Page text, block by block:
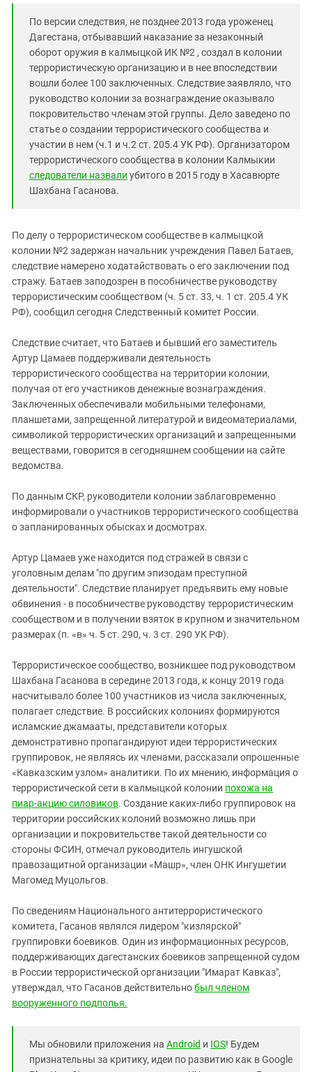
По версии следствия, не позднее 2013 года уроженец
Дагестана, отбывавший наказание за незаконный
оборот оружия в калмыцкой ИК №2 , создал в колонии
террористическую организацию и в нее впоследствии
вошли более 100 заключенных. Следствие заявляло, что
руководство колонии за вознаграждение оказывало
покровительство членам этой группы. Дело заведено по
статье о создании террористического сообщества и
участии в нем (ч.1 и ч.2 ст. 205.4 УК РФ). Организатором
террористического сообщества в колонии Калмыкии
следователи назвали убитого в 2015 году в Хасавюрте
Шахбана Гасанова.
По делу о террористическом сообществе в калмыцкой
колонии №2 задержан начальник учреждения Павел Батаев,
следствие намерено ходатайствовать о его заключении под
стражу. Батаев заподозрен в пособничестве руководству
террористическим сообществом (ч. 5 ст. 33, ч. 1 ст. 205.4 УК
РФ), сообщил сегодня Следственный комитет России.
Следствие считает, что Батаев и бывший его заместитель
Артур Цамаев поддерживали деятельность
террористического сообщества на территории колонии,
получая от его участников денежные вознаграждения.
Заключенных обеспечивали мобильными телефонами,
планшетами, запрещенной литературой и видеоматериалами,
символикой террористических организаций и запрещенными
веществами, говорится в сегодняшнем сообщении на сайте
ведомства.
По данным СКР, руководители колонии заблаговременно
информировали о участников террористического сообщества
о запланированных обысках и досмотрах.
Артур Цамаев уже находится под стражей в связи с
уголовным делам "по другим эпизодам преступной
деятельности". Следствие планирует предъявить ему новые
обвинения - в пособничестве руководству террористическим
сообществом и в получении взяток в крупном и значительном
размерах (п. «в» ч. 5 ст. 290, ч. 3 ст. 290 УК РФ).
Террористическое сообщество, возникшее под руководством
Шахбана Гасанова в середине 2013 года, к концу 2019 года
насчитывало более 100 участников из числа заключенных,
полагает следствие. В российских колониях формируются
исламские джамааты, представители которых
демонстративно пропагандируют идеи террористических
группировок, не являясь их членами, рассказали опрошенные
«Кавказским узлом» аналитики. По их мнению, информация о
террористической сети в калмыцкой колонии похожа на
пиар-акцию силовиков. Создание каких-либо группировок на
территории российских колоний возможно лишь при
организации и покровительстве такой деятельности со
стороны ФСИН, отмечал руководитель ингушской
правозащитной организации «Машр», член ОНК Ингушетии
Магомед Муцольгов.
По сведениям Национального антитеррористического
комитета, Гасанов являлся лидером "кизлярской"
группировки боевиков. Один из информационных ресурсов,
поддерживающих дагестанских боевиков запрещенной судом
в России террористической организации "Имарат Кавказ",
утверждал, что Гасанов действительнобыл членом
вооруженного подполья.
Мы обновили приложения на Android и IOS! Будем
признательны за критику, идеи по развитию как в Google